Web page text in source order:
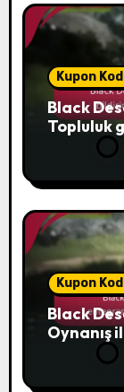
Kupon
Black
Topluluk
Kupon
Black
Oynanış